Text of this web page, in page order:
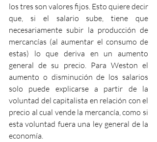
los tres son valores fijos. Esto quiere decir
que, si el salario sube, tiene que
necesariamente subir la producción de
mercancías (al aumentar el consumo de
estas) lo que deriva en un aumento
general de su precio. Para Weston el
aumento o disminución de los salarios
solo puede explicarse a partir de la
voluntad del capitalista en relación con el
precio al cual vende la mercancía, como si
esta voluntad fuera una ley general de la
economía.